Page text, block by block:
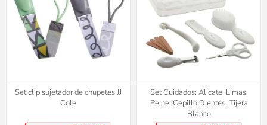
Set clip sujetador de chupetes JJ
Cole
Set Cuidados: Alicate, Limas,
Peine, Cepillo Dientes, Tijera
Blanco